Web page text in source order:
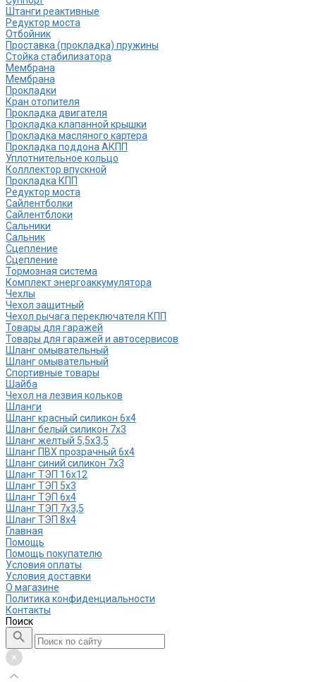
Штанги реактивные
Редуктор моста
Отбойник
Проставка (прокладка) пружины
Стойка стабилизатора
Мембрана
Мембрана
Прокладки
Кран отопителя
Прокладка двигателя
Прокладка клапанной крышки
Прокладка масляного картера
Прокладка поддона АКПП
Уплотнительное кольцо
Колллектор впускной
Прокладка КПП
Редуктор моста
Сайлентболки
Сайлентблоки
Сальники
Сальник
Сцепление
Сцепление
Тормозная система
Комплект энергоаккумулятора
Чехлы
Чехол защитный
Чехол рычага переключателя КПП
Товары для гаражей
Товары для гаражей и автосервисов
Шланг омывательный
Шланг омывательный
Спортивные товары
Шайба
Чехол на лезвия кольков
Шланги
Шланг красный силикон 6х4
Шланг белый силикон 7х3
Шланг желтый 5,5х3,5
Шланг ПВХ прозрачный 6х4
Шланг синий силикон 7х3
Шланг ТЭП 16х12
Шланг ТЭП 5х3
Шланг ТЭП 6х4
Шланг ТЭП 7х3,5
Шланг ТЭП 8х4
Главная
Помощь
Помощь покупателю
Условия оплаты
Условия доставки
О магазине
Политика конфиденциальности
Контакты
Поиск